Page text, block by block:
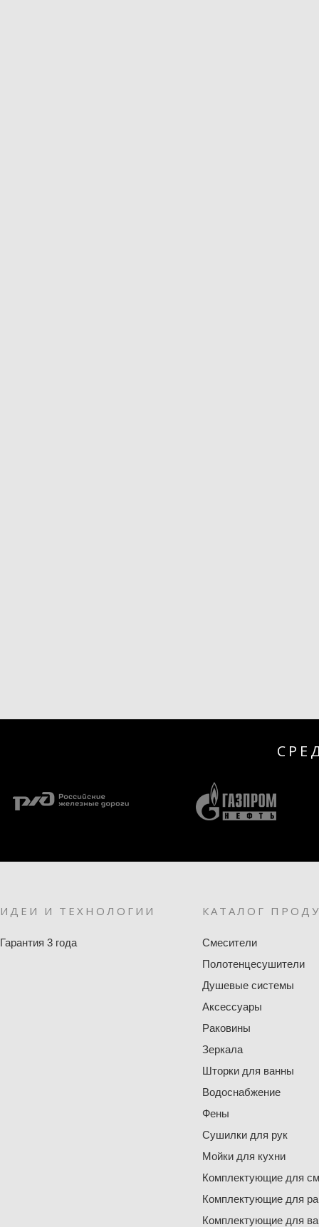
ИДЕИ И ТЕХНОЛОГИИ
Гарантия 3 года
КАТАЛОГ
Смесители
Полотенцесушители
Душевые системы
Аксессуары
Раковины
Зеркала
Шторки для ванны
Водоснабжение
Фены
Сушилки для рук
Мойки для кухни
Комплектующие для
Комплектующие для
Комплектующие для